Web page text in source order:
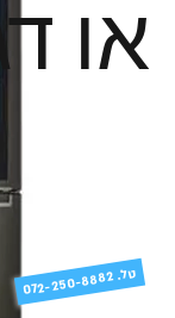
או
072-250-8882 .טל